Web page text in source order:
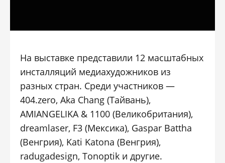
На выставке представили 12 масштабных
инсталляций медиахудожников из
разных стран. Среди участников —
404.zero,Aka Chang (Тайвань),
AMIANGELIKA & 1100 (Великобритания),
dreamlaser, F3 (Мексика), Gaspar Battha
(Венгрия), Kati Katona (Венгрия),
radugadesign, Tonoptik и другие.